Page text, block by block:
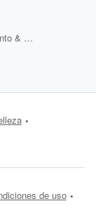
2 Cupones descuento & 1 Oferta
de uso